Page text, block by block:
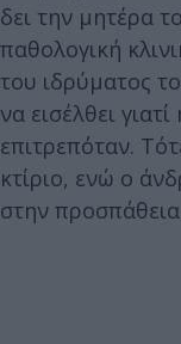
δει την μητέρα
παθολογική
του ιδρύματος
να εισέλθει
επιτρεπόταν.
κτίριο, ενώ ο
στην